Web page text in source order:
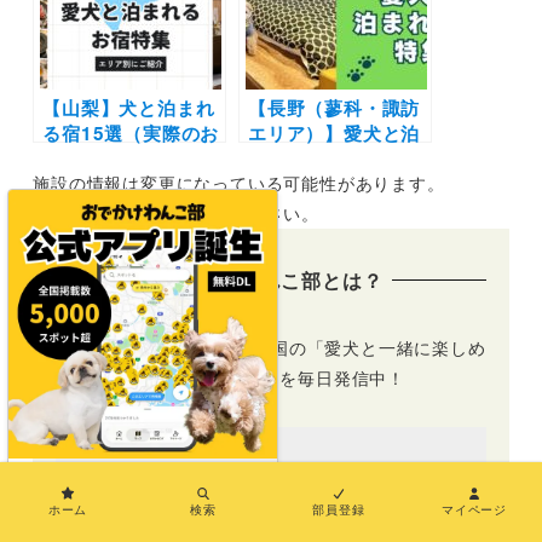
旅へ
【山梨】犬と泊まれ
る宿15選（実際のお
テージや温泉などエ
リア別に紹介
【長野（蓼科・諏訪
エリア）】愛犬と泊
型犬ウェルカムの宿
からドッグラン完備
の宿までを厳選（お
でかけレポートあ
り）
施設の情報は変更になっている可能性があります。
おでかけ前に各自ご確認ください。
おでかけわんこ部とは？
おでかけわんこ部では、全国の「愛犬と一緒に楽しめ
るおでかけ情報」を毎日発信中！
ホーム 検索 部員登録 マイページ